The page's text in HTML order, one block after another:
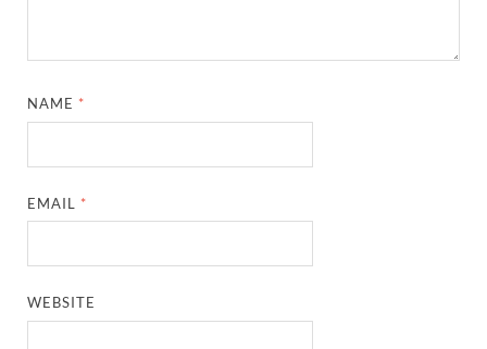
NAME *
EMAIL *
WEBSITE